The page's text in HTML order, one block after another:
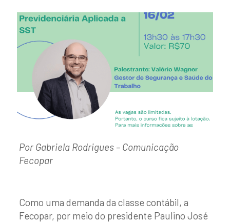
Por Gabriela Rodrigues – Comunicação
Fecopar
Como uma demanda da classe contábil, a
Fecopar, por meio do presidente Paulino José